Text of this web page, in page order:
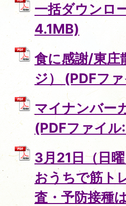
一括ダウンロ
4.1MB)
食に感謝/東庄
ジ） (PDFフ
マイナンバー
(PDFファイル
3月21日（日
おうちで筋ト
査・予防接種